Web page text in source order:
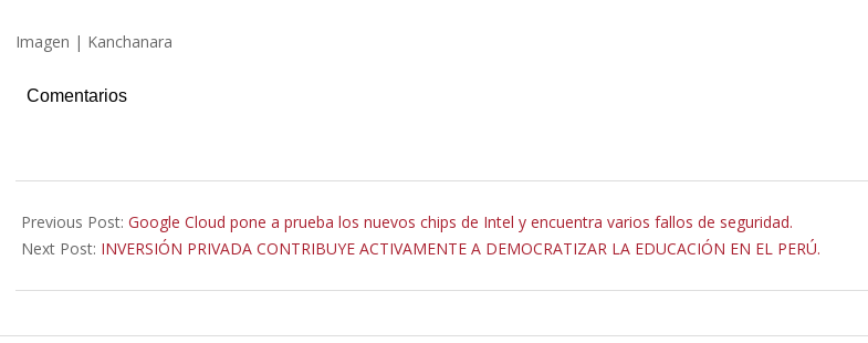
Imagen | Kanchanara
Comentarios
04-
28
Previous Post: Google Cloud pone a prueba los nuevos chips de Intel y encuentra varios fallos de seguridad.
Next Post: INVERSIÓN PRIVADA CONTRIBUYE ACTIVAMENTE A DEMOCRATIZAR LA EDUCACIÓN EN EL PERÚ.